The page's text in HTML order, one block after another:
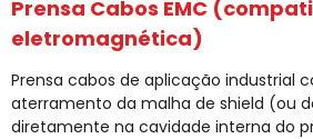
Prensa Cabos EMC
eletromagnética)
Prensa cabos de aplicação industrial
aterramento da malha de shield (ou
diretamente na cavidade interna do